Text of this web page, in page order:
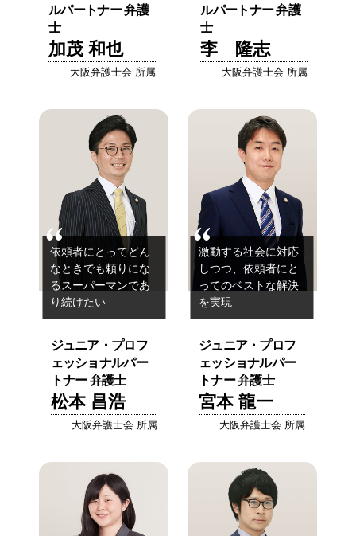
ルパートナー 弁護
士
加茂 和也
大阪弁護士会 所属
ルパートナー 弁護
士
李 隆志
大阪弁護士会 所属
依頼者にとってどん
なときでも頼りにな
るスーパーマンであ
り続けたい
ジュニア・プロフ
ェッショナルパー
トナー 弁護士
松本 昌浩
大阪弁護士会 所属
激動する社会に対応
しつつ、 依頼者にと
ってのベストな解決
を実現
ジュニア・プロフ
ェッショナルパー
トナー 弁護士
宮本 龍一
大阪弁護士会 所属